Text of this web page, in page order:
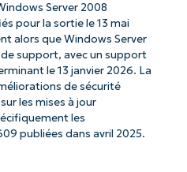
Server 2008
pour la sortie le 13 mai
alors que Windows Server
support, avec un support
le 13 janvier 2026. La
de sécurité
les mises à jour
les
publiées dans avril 2025.